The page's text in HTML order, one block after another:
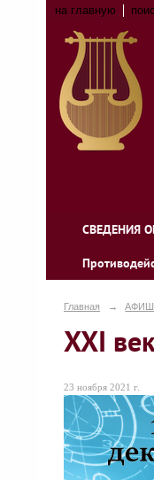
на главную
СВЕДЕНИЯ
Главная →
XXI
23 ноября 2021 г.